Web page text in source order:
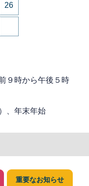
26
９時から午後５時
、年末年始
重要なお知らせ